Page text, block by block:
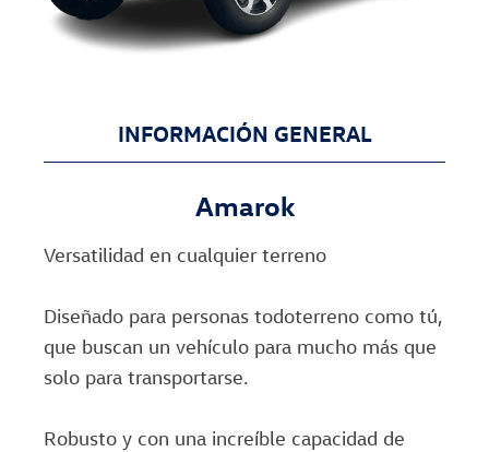
INFORMACIÓN GENERAL
Amarok
Versatilidad en cualquier terreno
Diseñado para personas todoterreno como tú,
que buscan un vehículo para mucho más que
solo para transportarse.
Robusto y con una increíble capacidad de